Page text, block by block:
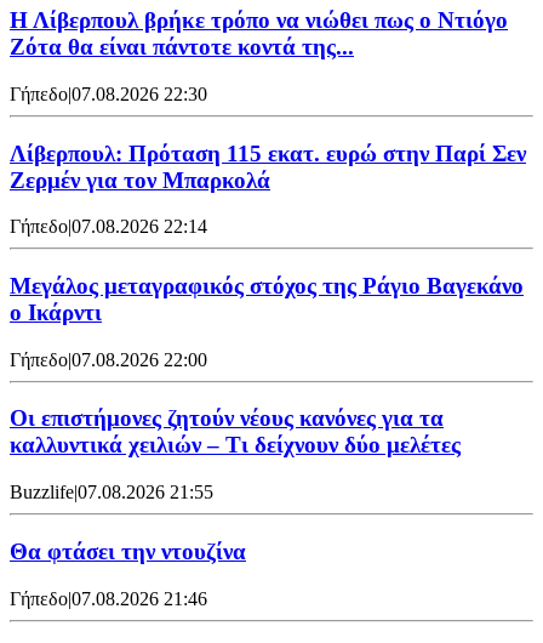
Η Λίβερπουλ βρήκε τρόπο να νιώθει πως ο Ντιόγο
Ζότα θα είναι πάντοτε κοντά της...
Γήπεδο|07.08.2026 22:30
Λίβερπουλ: Πρόταση 115 εκατ. ευρώ στην Παρί Σεν
Ζερμέν για τον Μπαρκολά
Γήπεδο|07.08.2026 22:14
Μεγάλος μεταγραφικός στόχος της Ράγιο Βαγεκάνο
ο Ικάρντι
Γήπεδο|07.08.2026 22:00
Οι επιστήμονες ζητούν νέους κανόνες για τα
καλλυντικά χειλιών – Τι δείχνουν δύο μελέτες
Buzzlife|07.08.2026 21:55
Θα φτάσει την ντουζίνα
Γήπεδο|07.08.2026 21:46